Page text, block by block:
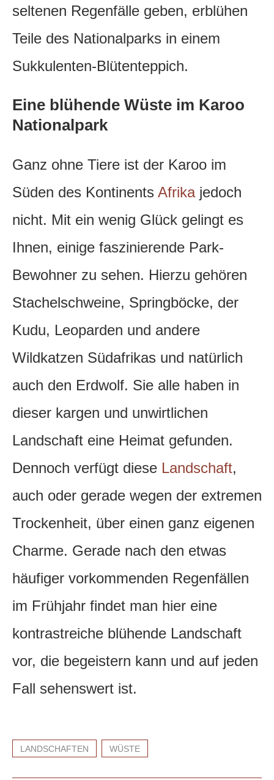
seltenen Regenfälle geben, erblühen
Teile des Nationalparks in einem
Sukkulenten-Blütenteppich.
Eine blühende Wüste im Karoo
Nationalpark
Ganz ohne Tiere ist der Karoo im
Süden des Kontinents Afrikajedoch
nicht. Mit ein wenig Glück gelingt es
Ihnen, einige faszinierende Park-
Bewohner zu sehen. Hierzu gehören
Stachelschweine, Springböcke, der
Kudu, Leoparden und andere
Wildkatzen Südafrikas und natürlich
auch den Erdwolf. Sie alle haben in
dieser kargen und unwirtlichen
Landschaft eine Heimat gefunden.
Dennoch verfügt diese Landschaft,
auch oder gerade wegen der extremen
Trockenheit, über einen ganz eigenen
Charme. Gerade nach den etwas
häufiger vorkommenden Regenfällen
im Frühjahr findet man hier eine
kontrastreiche blühende Landschaft
vor, die begeistern kann und auf jeden
Fall sehenswert ist.
LANDSCHAFTEN WÜSTE